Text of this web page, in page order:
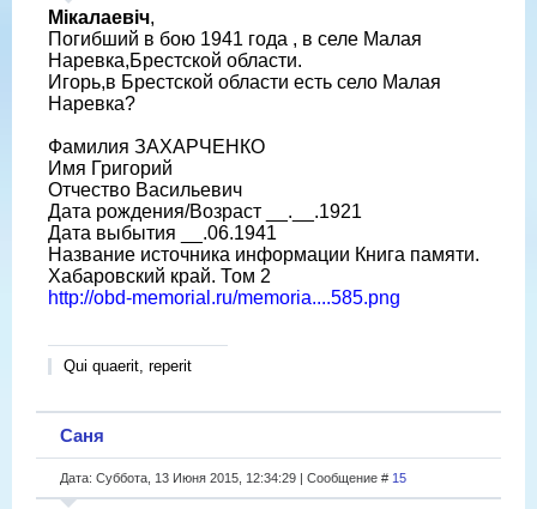
Мікалаевіч,
Погибший в бою 1941 года , в селе Малая
Наревка,Брестской области.
Игорь,в Брестской области есть село Малая
Наревка?
Фамилия ЗАХАРЧЕНКО
Имя Григорий
Отчество Васильевич
Дата рождения/Возраст __.__.1921
Дата выбытия __.06.1941
Название источника информации Книга памяти.
Хабаровский край. Том 2
http://obd-memorial.ru/memoria....585.png
Qui quaerit, reperit
Саня
Дата: Суббота, 13 Июня 2015, 12:34:29 | Сообщение # 15